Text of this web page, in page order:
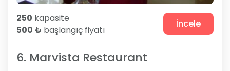
250 kapasite
500 ₺ başlangıç fiyatı İncele
6. Marvista Restaurant